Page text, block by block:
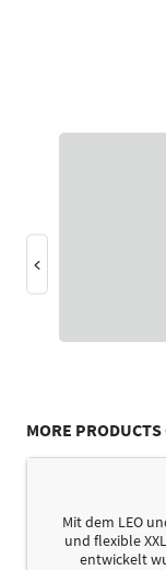
MORE
Mit dem LEO
und flexible
entwickelt